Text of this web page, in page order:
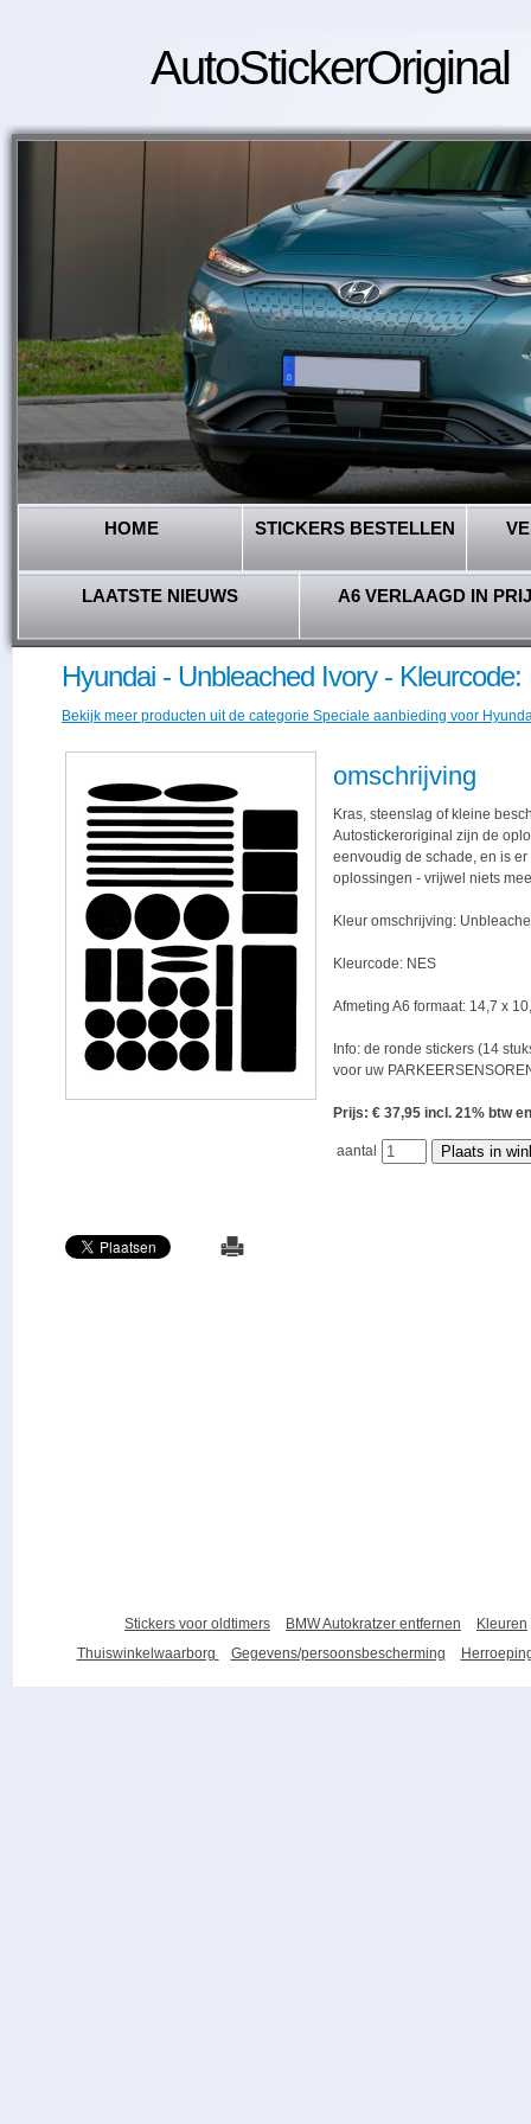
AutoStickerOriginal
HOME STICKERS BESTELLEN
LAATSTE NIEUWS A6 VERLAAGD IN
Hyundai - Unbleached Ivory - Kleurcode:
Bekijk meer producten uit de categorie Speciale aanbieding voor
omschrijving
Kras, steenslag of kleine
Autostickeroriginal zijn de
eenvoudig de schade, en is
oplossingen - vrijwel niets
Kleur omschrijving:
Kleurcode: NES
Afmeting A6 formaat: 14,7 x
Info: de ronde stickers (14
voor uw
Prijs: € 37,95 incl. 21% btw
aantal
Stickers voor oldtimers BMW Autokratzer entfernen
Kleuren
Thuiswinkelwaarborg
Gegevens/persoonsbescherming